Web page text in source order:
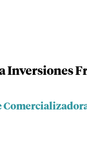
Inversiones